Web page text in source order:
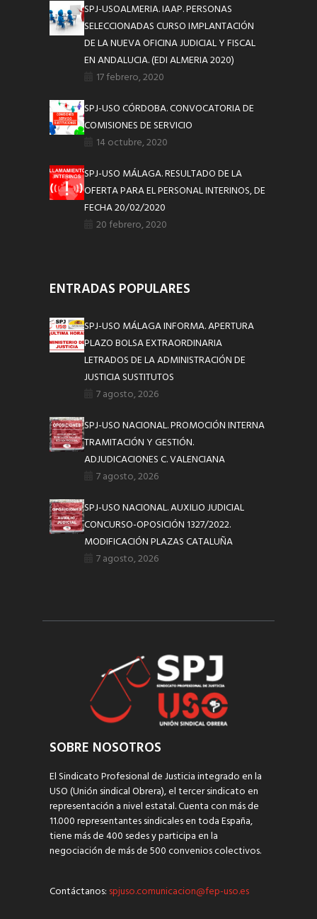
SPJ-USOALMERIA. IAAP. PERSONAS
SELECCIONADAS CURSO IMPLANTACIÓN
DE LA NUEVA OFICINA JUDICIAL Y FISCAL
EN ANDALUCIA. (EDI ALMERIA 2020)
17 febrero, 2020
SPJ-USO CÓRDOBA. CONVOCATORIA DE
COMISIONES DE SERVICIO
14 octubre, 2020
SPJ-USO MÁLAGA. RESULTADO DE LA
OFERTA PARA EL PERSONAL INTERINOS, DE
FECHA 20/02/2020
20 febrero, 2020
ENTRADAS POPULARES
SPJ-USO MÁLAGA INFORMA. APERTURA
PLAZO BOLSA EXTRAORDINARIA
LETRADOS DE LA ADMINISTRACIÓN DE
JUSTICIA SUSTITUTOS
7 agosto, 2026
SPJ-USO NACIONAL. PROMOCIÓN INTERNA
TRAMITACIÓN Y GESTIÓN.
ADJUDICACIONES C. VALENCIANA
7 agosto, 2026
SPJ-USO NACIONAL. AUXILIO JUDICIAL
CONCURSO-OPOSICIÓN 1327/2022.
MODIFICACIÓN PLAZAS CATALUÑA
7 agosto, 2026
SOBRE NOSOTROS
El Sindicato Profesional de Justicia integrado en la
USO (Unión sindical Obrera), el tercer sindicato en
representación a nivel estatal. Cuenta con más de
11.000 representantes sindicales en toda España,
tiene más de 400 sedes y participa en la
negociación de más de 500 convenios colectivos.
Contáctanos: spjuso.comunicacion@fep-uso.es